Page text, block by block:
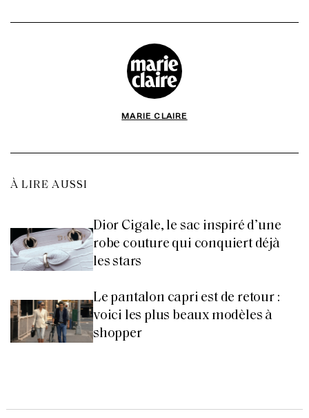
MARIE CLAIRE
À LIRE AUSSI
Dior Cigale, le sac inspiré d’une
robe couture qui conquiert déjà
les stars
Le pantalon capri est de retour :
voici les plus beaux modèles à
shopper